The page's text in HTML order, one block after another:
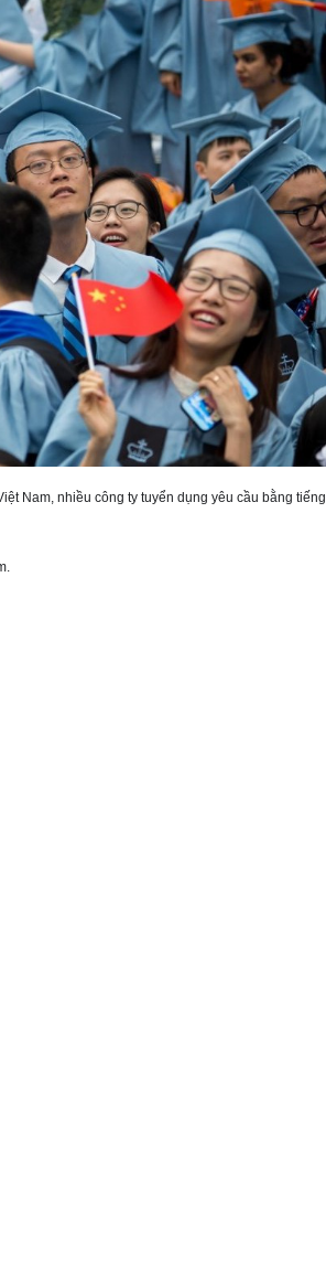
Nam, nhiều công ty tuyển dụng yêu cầu bằng tiếng